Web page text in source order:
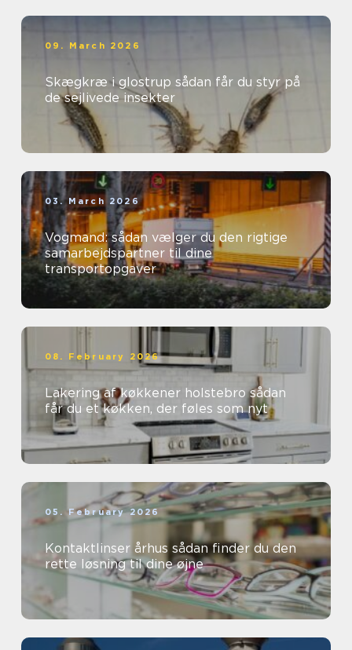
09. March 2026
Skægkræ i glostrup sådan får du styr på
de sejlivede insekter
03. March 2026
Vogmand: sådan vælger du den rigtige
samarbejdspartner til dine
transportopgaver
08. February 2026
Lakering af køkkener holstebro sådan
får du et køkken, der føles som nyt
05. February 2026
Kontaktlinser århus sådan finder du den
rette løsning til dine øjne